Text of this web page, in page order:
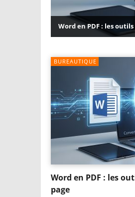
Word en PDF : les
BUREAUTIQUE
Word en PDF : les
page